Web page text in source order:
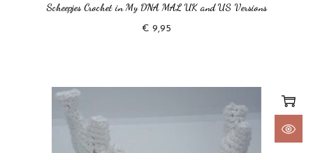
Scheepjes Crochet in My DNA MAL UK and US Versions
€ 9,95